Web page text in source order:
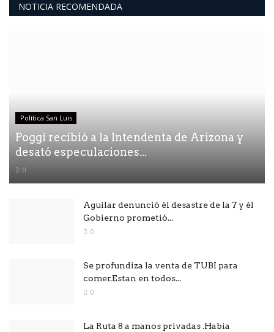
NOTICIA RECOMENDADA
Política San Luis
Poggi recibió a la Intendenta de Arizona y
desató especulaciones...
0
Aguilar denunció él desastre de la 7 y él
Gobierno prometió...
0
Se profundiza la venta de TUBI para
comer.Estan en todos...
0
La Ruta 8 a manos privadas .Habia